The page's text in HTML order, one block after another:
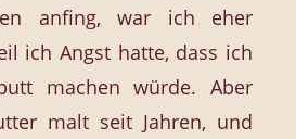
anfing, war ich eher
ich Angst hatte, dass ich
machen würde. Aber
malt seit Jahren, und